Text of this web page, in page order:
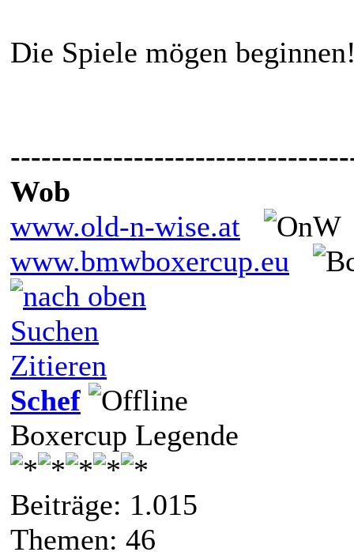
Die Spiele mögen
Wob
www.old-n-wise.at
www.bmwboxercup.eu
Suchen
Zitieren
Schef
Boxercup Legende
Beiträge: 1.015
Themen: 46